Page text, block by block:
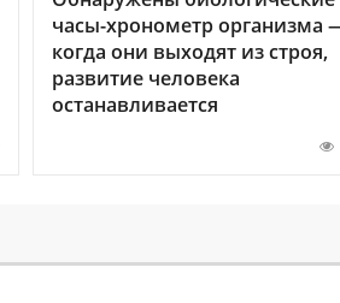
часы-хронометр организма
когда они выходят из строя,
развитие человека
останавливается